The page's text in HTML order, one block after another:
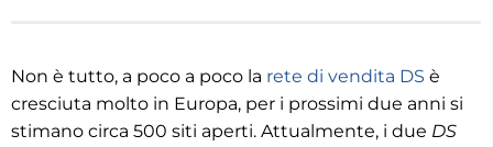
Non è tutto, a poco a poco la rete di vendita DS è
cresciuta molto in Europa, per i prossimi due anni si
stimano circa 500 siti aperti. Attualmente, i due DS